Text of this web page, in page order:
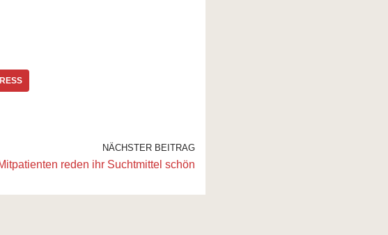
NÄCHSTER BEITRAG
reden ihr Suchtmittel schön